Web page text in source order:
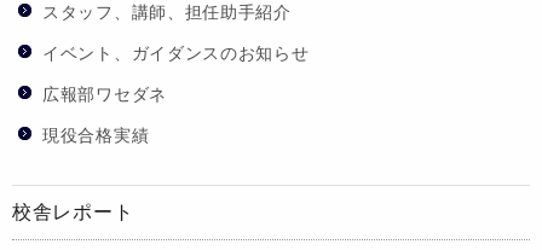
スタッフ、講師、担任助手紹介
イベント、ガイダンスのお知らせ
広報部ワセダネ
現役合格実績
校舎レポート